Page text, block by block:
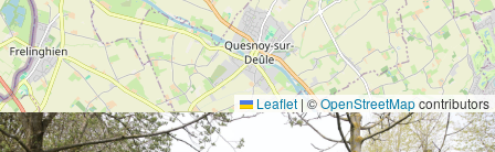
Leaflet | ©OpenStreetMapcontributors